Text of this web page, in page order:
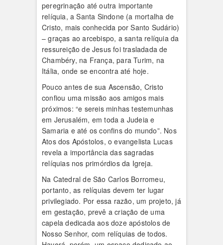
peregrinação até outra importante
relíquia, a Santa Sindone (a mortalha de
Cristo, mais conhecida por Santo Sudário)
– graças ao arcebispo, a santa relíquia da
ressureição de Jesus foi trasladada de
Chambéry, na França, para Turim, na
Itália, onde se encontra até hoje.
Pouco antes de sua Ascensão, Cristo
confiou uma missão aos amigos mais
próximos: “e sereis minhas testemunhas
em Jerusalém, em toda a Judeia e
Samaria e até os confins do mundo”. Nos
Atos dos Apóstolos, o evangelista Lucas
revela a importância das sagradas
relíquias nos primórdios da Igreja.
Na Catedral de São Carlos Borromeu,
portanto, as relíquias devem ter lugar
privilegiado. Por essa razão, um projeto, já
em gestação, prevê a criação de uma
capela dedicada aos doze apóstolos de
Nosso Senhor, com relíquias de todos.